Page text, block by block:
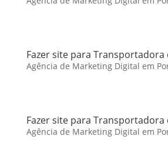
Fazer site para Transportadora
Agência de Marketing Digital em
Fazer site para Transportadora
Agência de Marketing Digital em